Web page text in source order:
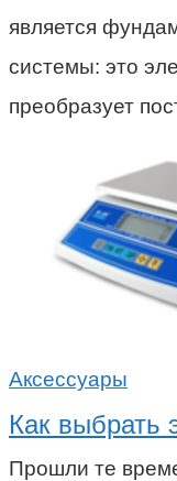
является
системы: это
преобразует
Аксессуары
Как выбрать
Прошли те